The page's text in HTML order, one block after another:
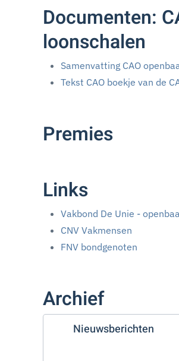
Documenten:
loonschalen
Samenvatting CAO
Tekst CAO boekje van de
Premies
Links
Vakbond De Unie -
CNV Vakmensen
FNV bondgenoten
Archief
Nieuwsberichten